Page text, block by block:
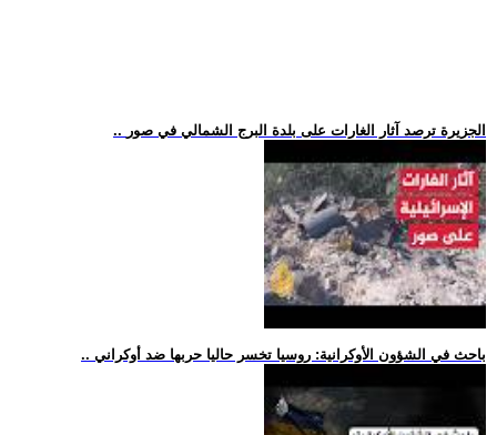
.. الجزيرة ترصد آثار الغارات على بلدة البرج الشمالي في صور
.. باحث في الشؤون الأوكرانية: روسيا تخسر حاليا حربها ضد أوكراني